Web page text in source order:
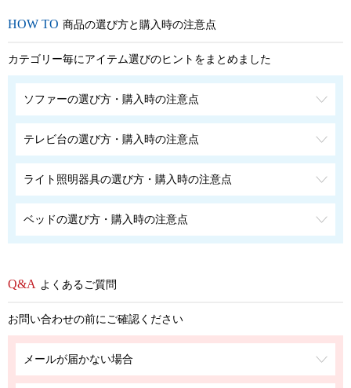
商品の選び方と購入時の注意点
カテゴリー毎にアイテム選びのヒントをまとめました
ソファーの選び方・購入時の注意点
テレビ台の選び方・購入時の注意点
ライト照明器具の選び方・購入時の注意点
ベッドの選び方・購入時の注意点
よくあるご質問
お問い合わせの前にご確認ください
メールが届かない場合